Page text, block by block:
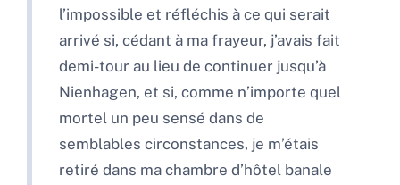
l’impossible et réfléchis à ce qui serait
arrivé si, cédant à ma frayeur, j’avais fait
demi-tour au lieu de continuer jusqu’à
Nienhagen, et si, comme n’importe quel
mortel un peu sensé dans de
semblables circonstances, je m’étais
retiré dans ma chambre d’hôtel banale